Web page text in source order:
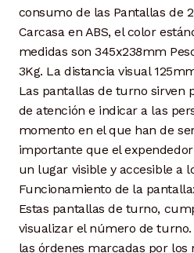
consumo de las Pantallas de
Carcasa en ABS, el color
medidas son 345x238mm
3Kg. La distancia visual
Las pantallas de turno sirven
de atención e indicar a las
momento en el que han de
importante que el
un lugar visible y accesible a
Funcionamiento de la pantalla:
Estas pantallas de turno,
visualizar el número de
las órdenes marcadas por los